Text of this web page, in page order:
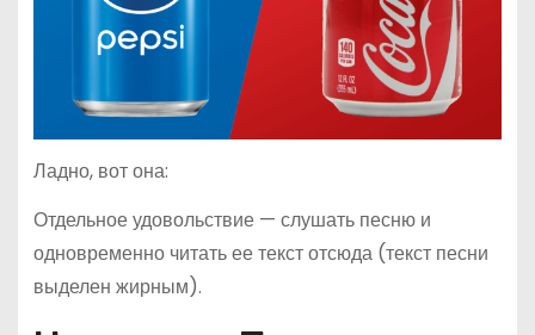
Ладно, вот она:
Отдельное удовольствие — слушать песню и
одновременно читать ее текст отсюда (текст песни
выделен жирным).